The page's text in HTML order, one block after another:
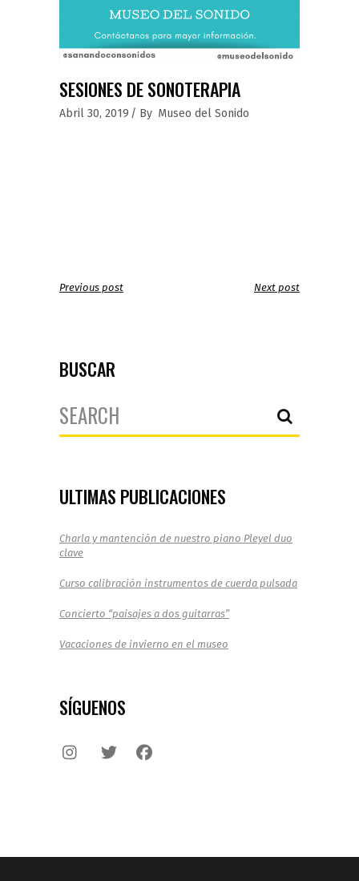
SESIONES DE SONOTERAPIA
Abril 30, 2019 By Museo del Sonido
Previous post Next post
BUSCAR
Search
for:
ULTIMAS PUBLICACIONES
Charla y mantención de nuestro piano Pleyel duo
clave
Curso calibración instrumentos de cuerda pulsada
Concierto “paisajes a dos guitarras”
Vacaciones de invierno en el museo
SÍGUENOS